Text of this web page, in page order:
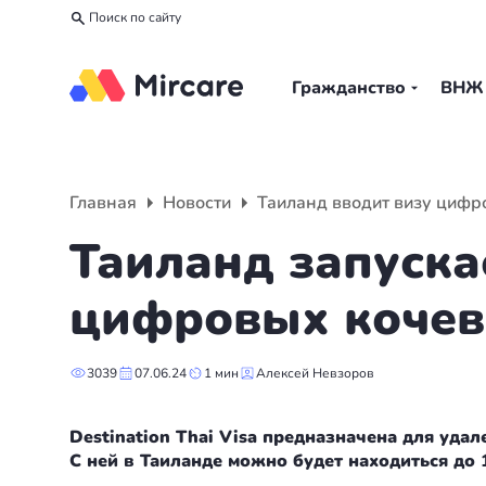
Поиск по сайту
Гражданство ВНЖ
Главная Новости Таиланд вводит визу
Таиланд
цифровых
3039 07.06.24 1 мин Алексей Невзоров
Destination Thai Visa предназначена для
С ней в Таиланде можно будет находиться до
Мальта
Испания
Турция
Румыния
Италия
Великобритания
Португалия
Словения
Партнерская программа
Вакансии
Вебинары